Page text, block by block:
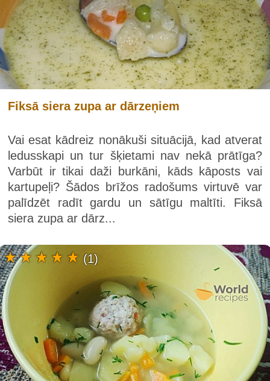
Fiksā siera zupa ar dārzeņiem
Vai esat kādreiz nonākuši situācijā, kad atverat
ledusskapi un tur šķietami nav nekā prātīga?
Varbūt ir tikai daži burkāni, kāds kāposts vai
kartupeļi? Šādos brīžos radošums virtuvē var
palīdzēt radīt gardu un sātīgu maltīti. Fiksā
siera zupa ar dārz...
(1)